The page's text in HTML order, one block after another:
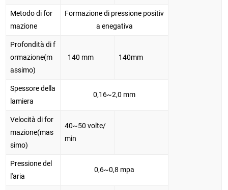
Metodo di for
mazione
Formazione di pressione positiv
a enegativa
Profondità di f
ormazione(m
assimo)
140 mm 140mm
Spessore della
lamiera
0,16~2,0 mm
Velocità di for
mazione(mas
simo)
40~50 volte/
min
Pressione del
l'aria
0,6~0,8 mpa